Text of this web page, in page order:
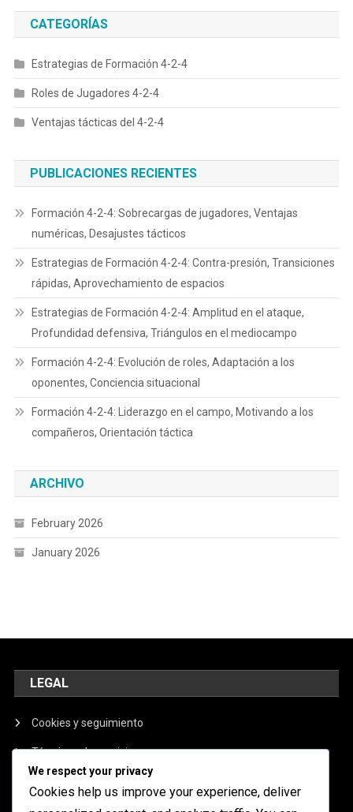
CATEGORÍAS
Estrategias de Formación 4-2-4
Roles de Jugadores 4-2-4
Ventajas tácticas del 4-2-4
PUBLICACIONES RECIENTES
Formación 4-2-4: Sobrecargas de jugadores, Ventajas
numéricas, Desajustes tácticos
Estrategias de Formación 4-2-4: Contra-presión, Transiciones
rápidas, Aprovechamiento de espacios
Estrategias de Formación 4-2-4: Amplitud en el ataque,
Profundidad defensiva, Triángulos en el mediocampo
Formación 4-2-4: Evolución de roles, Adaptación a los
oponentes, Conciencia situacional
Formación 4-2-4: Liderazgo en el campo, Motivando a los
compañeros, Orientación táctica
ARCHIVO
February 2026
January 2026
LEGAL
Cookies y seguimiento
Términos de servicio
Nuestra historia
We respect your privacy
Cookies help us improve your experience, deliver